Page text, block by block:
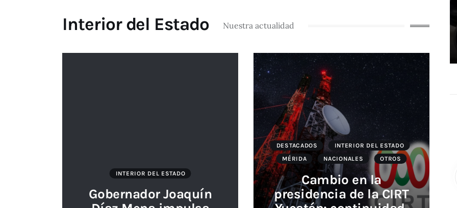
Interior del Estado Nuestra actualidad
INTERIOR DEL ESTADO
Gobernador Joaquín
DESTACADOS
INTERIOR DEL ESTADO
MÉRIDA
NACIONALES OTROS
Cambio en la
presidencia de la CIRT